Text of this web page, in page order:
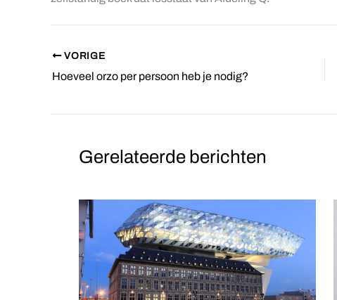
VORIGE
Hoeveel orzo per persoon heb je nodig?
Gerelateerde berichten